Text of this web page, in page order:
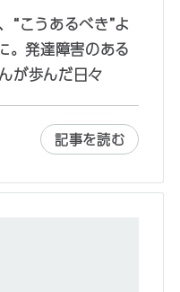
“こうあるべき”よ
。発達障害のある
が歩んだ日々
記事を読む